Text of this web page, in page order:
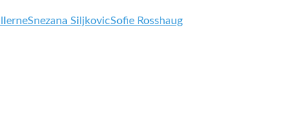
Snezana SiljkovicSofie Rosshaug